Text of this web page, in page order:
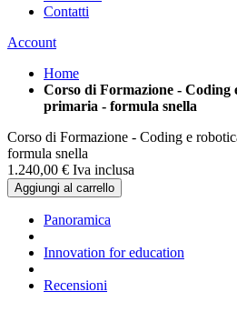
Contatti
Account
Home
Corso di Formazione - Coding
primaria - formula snella
Corso di Formazione - Coding e
formula snella
1.240,00 € Iva inclusa
Aggiungi al carrello
Panoramica
Innovation for education
Recensioni